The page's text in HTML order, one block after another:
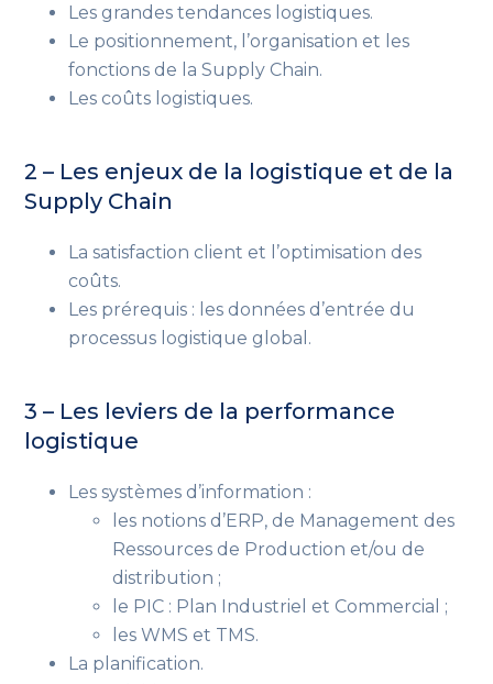
Les grandes tendances logistiques.
Le positionnement, l’organisation et les
fonctions de la Supply Chain.
Les coûts logistiques.
2 – Les enjeux de la logistique et de la
Supply Chain
La satisfaction client et l’optimisation des
coûts.
Les prérequis : les données d’entrée du
processus logistique global.
3 – Les leviers de la performance
logistique
Les systèmes d’information :
les notions d’ERP, de Management des
Ressources de Production et/ou de
distribution ;
le PIC : Plan Industriel et Commercial ;
les WMS et TMS.
La planification.